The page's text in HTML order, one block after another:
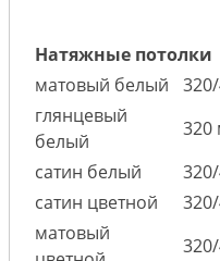
Натяжные потолки
матовый белый
глянцевый
белый
320
сатин белый
сатин цветной
матовый